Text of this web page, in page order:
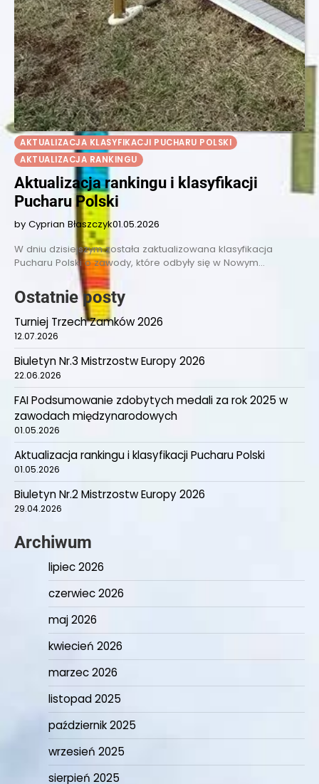
AKTUALIZACJA KLASYFIKACJI PUCHARU POLSKI
AKTUALIZACJA RANKINGU
Aktualizacja rankingu i klasyfikacji
Pucharu Polski
by Cyprian Błaszczyk01.05.2026
W dniu dzisiejszym została zaktualizowana klasyfikacja
Pucharu Polski o zawody, które odbyły się w Nowym…
Ostatnie posty
Turniej Trzech Zamków 2026
12.07.2026
Biuletyn Nr.3 Mistrzostw Europy 2026
22.06.2026
FAI Podsumowanie zdobytych medali za rok 2025 w
zawodach międzynarodowych
01.05.2026
Aktualizacja rankingu i klasyfikacji Pucharu Polski
01.05.2026
Biuletyn Nr.2 Mistrzostw Europy 2026
29.04.2026
Archiwum
lipiec 2026
czerwiec 2026
maj 2026
kwiecień 2026
marzec 2026
listopad 2025
październik 2025
wrzesień 2025
sierpień 2025